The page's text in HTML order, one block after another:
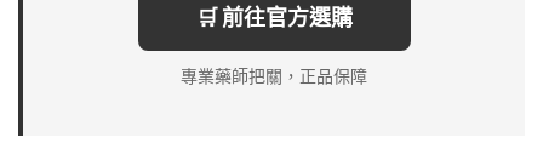
🛒 前往官方選購
專業藥師把關，正品保障